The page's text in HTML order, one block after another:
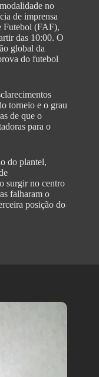
no
de imprensa
Futebol (FAF),
das 10:00. O
global da
do futebol
torneio e o grau
de que o
para o
do plantel,
surgir no centro
falharam o
posição do